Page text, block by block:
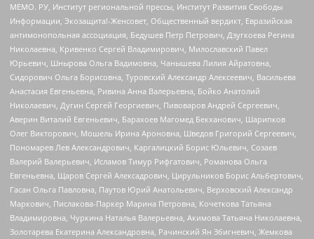
МЕМО. РУ, Институт региональной прессы, Институт Развития Свободы
Информации, Экозащита!-Женсовет, Общественный вердикт, Евразийская
антимонопольная ассоциация, Бедушев Петр Петрович, Дзугкоева Регина
Николаевна, Кривенко Сергей Владимирович, Милославский Павел
Юрьевич, Шнырова Ольга Вадимовна, Чанышева Лилия Айратовна,
Сидорович Ольга Борисовна, Туровский Александр Алексеевич, Васильева
Анастасия Евгеньевна, Ривина Анна Валерьевна, Бойко Анатолий
Николаевич, Дугин Сергей Георгиевич, Пивоваров Андрей Сергеевич,
Аверин Виталий Евгеньевич, Барахоев Магомед Бекханович, Шарипков
Олег Викторович, Мошель Ирина Ароновна, Шведов Григорий Сергеевич,
Пономарев Лев Александрович, Каргалицкий Борис Юльевич, Созаев
Валерий Валерьевич, Исламов Тимур Рифгатович, Романова Ольга
Евгеньевна, Щаров Сергей Алексадрович, Цирульников Борис Альбертович,
Гасан Ольга Павловна, Паутов Юрий Анатольевич, Верховский Александр
Маркович, Пислакова-Паркер Марина Петровна, Кочеткова Татьяна
Владимировна, Чуркина Наталья Валерьевна, Акимова Татьяна Николаевна,
Золотарева Екатерина Александровна, Рачинский Ян Збигневич, Жемкова